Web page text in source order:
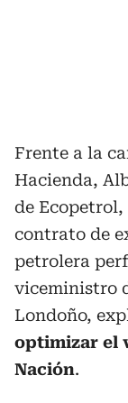
Frente a la
Hacienda,
de
contrato de
petrolera
viceministro
Londoño,
optimizar el
Nación.